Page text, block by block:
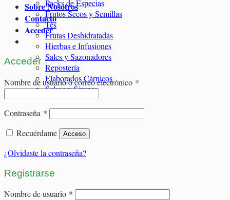
Packs de Especias
Frutos Secos y Semillas
Tés
Frutas Deshidratadas
Hierbas e Infusiones
Sales y Sazonadores
Repostería
Elaborados Cárnicos
Salsas y Siropes
Sobre Nosotros
Contacto
Acceder
Acceder
Nombre de usuario o correo electrónico *
Contraseña * Obligatorio
Recuérdame
Acceso
¿Olvidaste la contraseña?
Registrarse
Nombre de usuario * Obligatorio